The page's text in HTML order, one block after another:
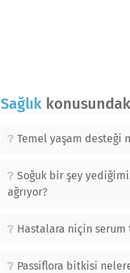
Sağlık
Temel yaşam desteği
Soğuk bir şey
ağrıyor?
Hastalara niçin serum
Passiflora bitkisi